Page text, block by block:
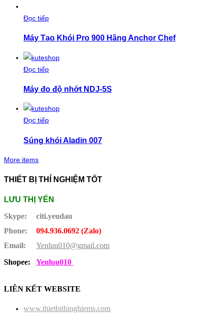
Đọc tiếp
Máy Tạo Khói Pro 900 Hãng Anchor Chef
Đọc tiếp
Máy đo độ nhớt NDJ-5S
Đọc tiếp
Súng khói Aladin 007
More items
THIẾT BỊ THÍ NGHIỆM TỐT
LƯU THỊ YẾN
Skype:
citi.yeudau
Phone:
094.936.0692 (Zalo)
Email:
Yenluu010@gmail.com
Shopee:
Yenluu010
LIÊN KẾT WEBSITE
www.thietbithinghiems.com